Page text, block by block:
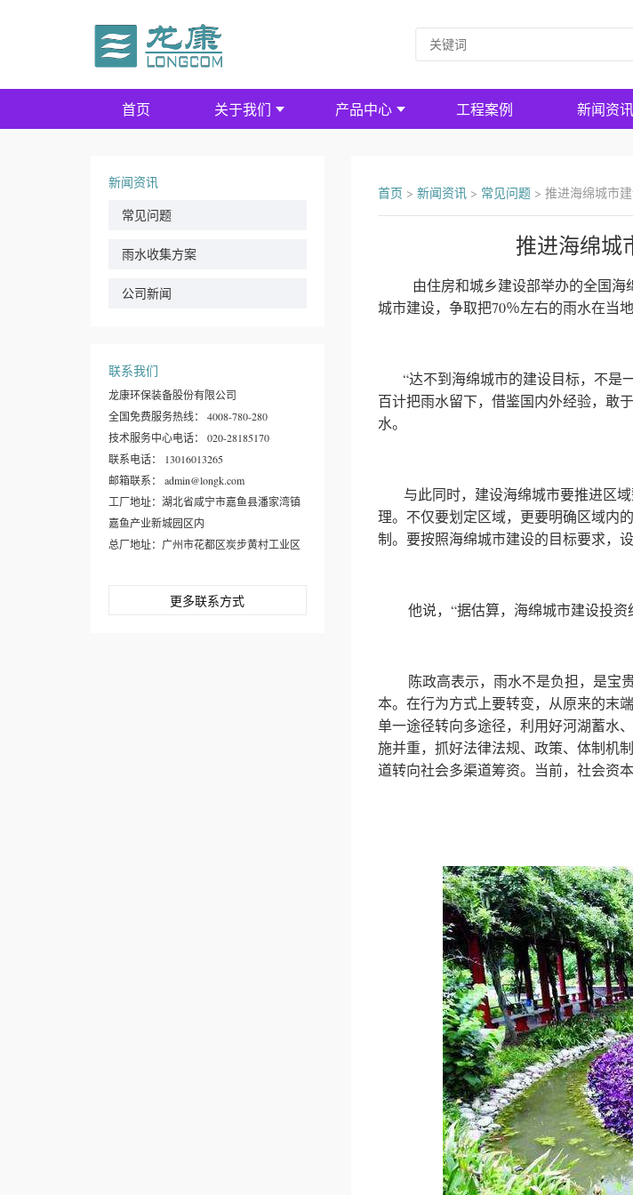
首页 关于我们 产品中心 工程案例 新闻资讯
新闻资讯
常见问题
雨水收集方案
公司新闻
联系我们
龙康环保装备股份有限公司
全国免费服务热线： 4008-780-280
技术服务中心电话： 020-28185170
联系电话： 13016013265
邮箱联系： admin@longk.com
工厂地址：湖北省咸宁市嘉鱼县潘家湾镇
嘉鱼产业新城园区内
总厂地址：广州市花都区炭步黄村工业区
更多联系方式
首页 > 新闻资讯> 常见问题> 推进海绵城市
推进海绵城
由住房和城乡建设部举办的全国
城市建设，争取把70％左右的雨水在当地
“达不到海绵城市的建设目标，不是
百计把雨水留下，借鉴国内外经验，敢
水。
与此同时，建设海绵城市要推进区域
理。不仅要划定区域，更要明确区域内
制。要按照海绵城市建设的目标要求，
他说，“据估算，海绵城市建设投资
陈政高表示，雨水不是负担，是宝贵
本。在行为方式上要转变，从原来的末
单一途径转向多途径，利用好河湖蓄水
施并重，抓好法律法规、政策、体制机
道转向社会多渠道筹资。当前，社会资